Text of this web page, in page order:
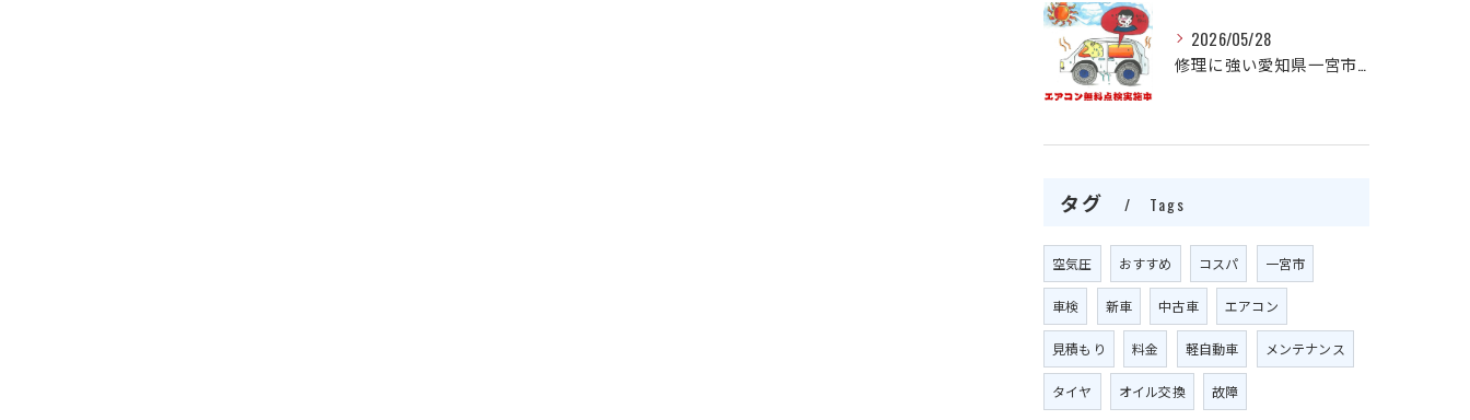
2026/05/28
修理に強い愛知県一宮市で自動車エアコンの不調をプロが迅速解決する方法
タグ Tags
空気圧 おすすめ コスパ 一宮市
車検 新車 中古車 エアコン
見積もり 料金 軽自動車 メンテナンス
タイヤ オイル交換 故障